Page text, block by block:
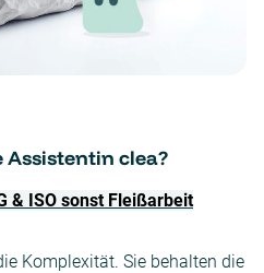
Assistentin clea?
& ISO sonst Fleißarbeit
Komplexität. Sie behalten die